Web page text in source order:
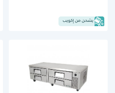
يشحن من إكويب